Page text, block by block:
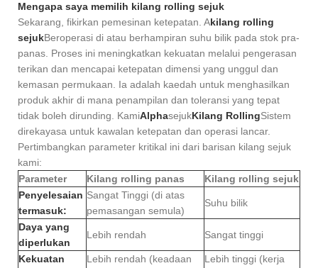
Mengapa saya memilih kilang rolling sejuk
Sekarang, fikirkan pemesinan ketepatan. Akilang rolling
sejukBeroperasi di atau berhampiran suhu bilik pada stok pra-
panas. Proses ini meningkatkan kekuatan melalui pengerasan
terikan dan mencapai ketepatan dimensi yang unggul dan
kemasan permukaan. Ia adalah kaedah untuk menghasilkan
produk akhir di mana penampilan dan toleransi yang tepat
tidak boleh dirunding. KamiAlphasejukKilang RollingSistem
direkayasa untuk kawalan ketepatan dan operasi lancar.
Pertimbangkan parameter kritikal ini dari barisan kilang sejuk
kami:
Parameter
Kilang rolling panas
Kilang rolling sejuk
Penyelesaian
termasuk:
Sangat Tinggi (di atas
pemasangan semula)
Suhu bilik
Daya yang
diperlukan
Lebih rendah Sangat tinggi
Kekuatan
Lebih rendah (keadaan
Lebih tinggi (kerja